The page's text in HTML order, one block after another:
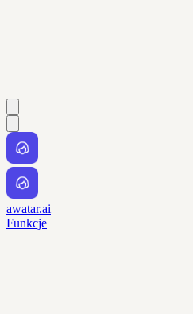
awatar.ai
Funkcje